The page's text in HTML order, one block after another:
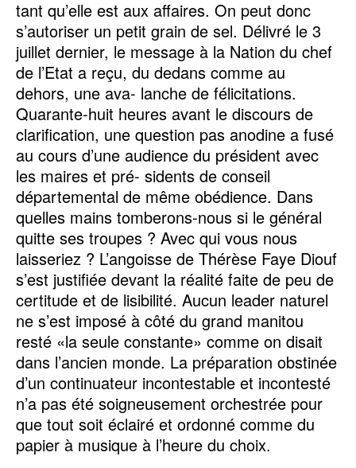
tant qu’elle est aux affaires. On peut donc
s’autoriser un petit grain de sel. Délivré le 3
juillet dernier, le message à la Nation du chef
de l’Etat a reçu, du dedans comme au
dehors, une ava- lanche de félicitations.
Quarante-huit heures avant le discours de
clarification, une question pas anodine a fusé
au cours d’une audience du président avec
les maires et pré- sidents de conseil
départemental de même obédience. Dans
quelles mains tomberons-nous si le général
quitte ses troupes ? Avec qui vous nous
laisseriez ? L’angoisse de Thérèse Faye Diouf
s’est justifiée devant la réalité faite de peu de
certitude et de lisibilité. Aucun leader naturel
ne s’est imposé à côté du grand manitou
resté «la seule constante» comme on disait
dans l’ancien monde. La préparation obstinée
d’un continuateur incontestable et incontesté
n’a pas été soigneusement orchestrée pour
que tout soit éclairé et ordonné comme du
papier à musique à l’heure du choix.